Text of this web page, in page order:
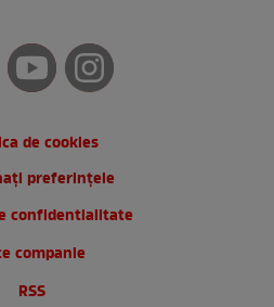
de cookies
preferințele
confidentialitate
companie
RSS